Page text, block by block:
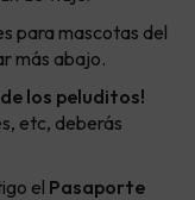
para mascotas del
más abajo.
los peluditos!
etc, deberás
el Pasaporte